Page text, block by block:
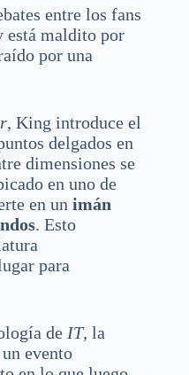
entre los fans
está maldito por
por una
, King introduce el
delgados en
dimensiones se
en uno de
en un imán
. Esto
para
de IT, la
evento